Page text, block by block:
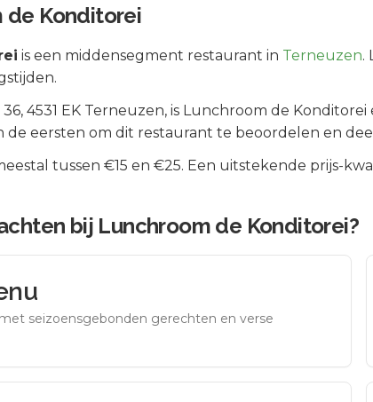
de Konditorei
is een middensegment restaurant in Terneuzen.
36, 4531 EK Terneuzen, is Lunchroom de Konditorei
de eersten om dit restaurant te beoordelen en
tussen €15 en €25. Een uitstekende prijs-
bij Lunchroom de Konditorei?
seizoensgebonden gerechten en verse